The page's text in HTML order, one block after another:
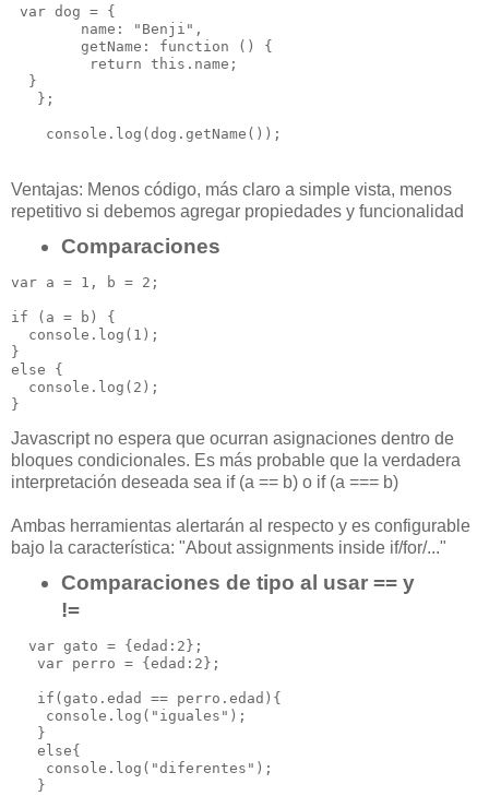
var dog = {
        name: "Benji",
        getName: function () {
         return this.name;
  }
   };
Ventajas: Menos código, más claro a simple vista, menos
repetitivo si debemos agregar propiedades y funcionalidad
Comparaciones
var a = 1, b = 2;
if (a = b) {
  console.log(1);
}
else {
  console.log(2);
Javascript no espera que ocurran asignaciones dentro de
bloques condicionales. Es más probable que la verdadera
interpretación deseada sea if (a == b) o if (a === b)
Ambas herramientas alertarán al respecto y es configurable
bajo la característica: "About assignments inside if/for/..."
Comparaciones de tipo al usar == y
!=
  var gato = {edad:2};
   var perro = {edad:2};
   if(gato.edad == perro.edad){
    console.log("iguales");
   }
   else{
    console.log("diferentes");
   }